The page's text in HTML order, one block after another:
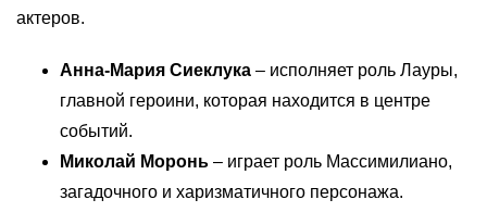
актеров.
Анна-Мария Сиеклука – исполняет роль Лауры,
главной героини, которая находится в центре
событий.
Миколай Моронь – играет роль Массимилиано,
загадочного и харизматичного персонажа.